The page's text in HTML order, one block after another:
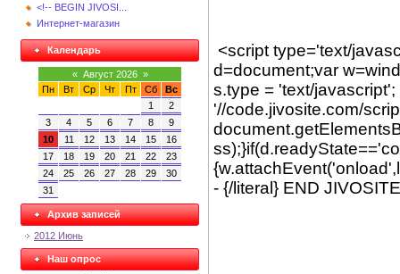
<!-- BEGIN JIVOSI...
Интернет-магазин
Календарь
« Август 2026 »
Пн
Вт Ср Чт Пт Сб
Вс
1
2
3
4 5 6 7 8
9
10
11 12 13 14 15
16
17
18 19 20 21 22
23
24
25 26 27 28 29
30
31
Архив записей
2012 Июнь
Наш опрос
<script type='text/
d=document;var
s.type = 'text/
'//code.jivosite.com/
- {/literal} END